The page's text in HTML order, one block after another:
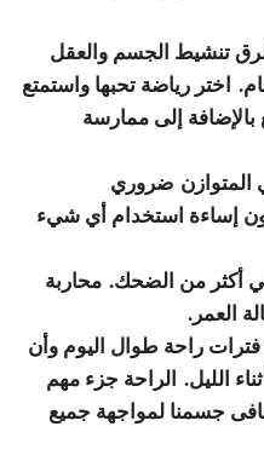
تنشيط الجسم والعقل
اختر رياضة تحبها واستمتع
بالإضافة إلى ممارسة
المتوازن ضروري
إساءة استخدام أي شيء
أكثر من الضحك. محاربة
العمر.
راحة طوال اليوم وأن
أثناء الليل. الراحة جزء مهم
جسمنا لمواجهة جميع